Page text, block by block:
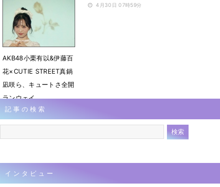
対抗「います！」
4月30日 08時12分
4月30日 07時59分
AKB48小栗有以&伊藤百
花×CUTIE STREET真鍋
凪咲ら、キュートさ全開
ランウェイ
4月20日 07時38分
記事の検索
インタビュー